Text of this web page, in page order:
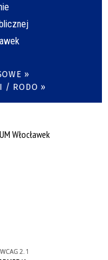
»
/ RODO »
Włocławek
WCAG 2.1